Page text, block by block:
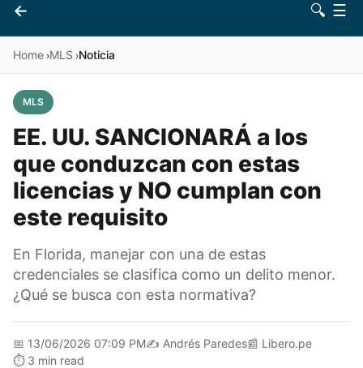
←
Vives 🔍 ☰
Home ›MLS ›Noticia
MLS
EE. UU. SANCIONARÁ a los
que conduzcan con estas
licencias y NO cumplan con
este requisito
En Florida, manejar con una de estas
credenciales se clasifica como un delito menor.
¿Qué se busca con esta normativa?
📅 13/06/2026 07:09 PM✍️ Andrés Paredes📰 Libero.pe
⏱️ 3 min read